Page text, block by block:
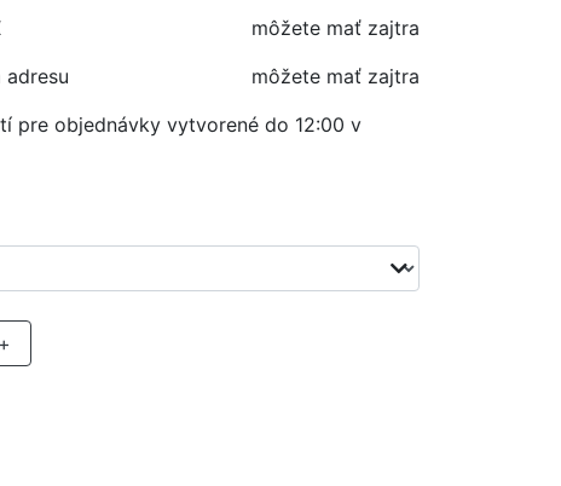
môžete mať zajtra
adresu
môžete mať zajtra
pre objednávky vytvorené do 12:00 v
+